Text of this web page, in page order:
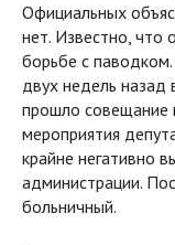
Официальных
нет. Известно, что
борьбе с
двух недель назад
прошло совещание
мероприятия
крайне негативно
администрации.
больничный.